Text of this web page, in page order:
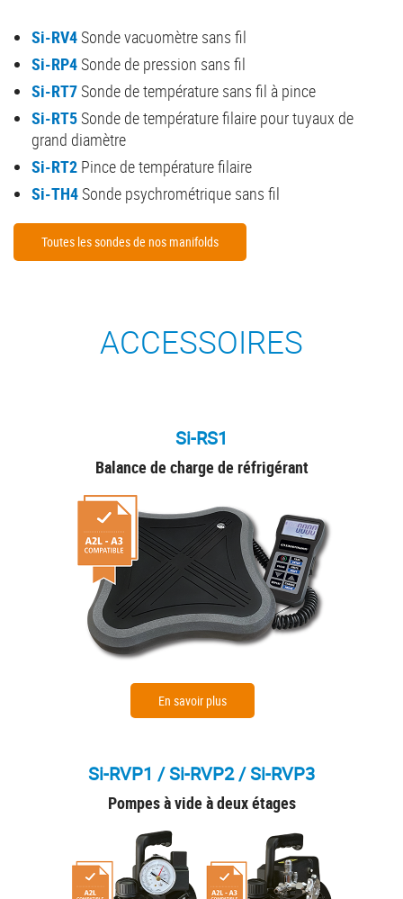
Si-RV4Sonde vacuomètre sans fil
Si-RP4Sonde de pression sans fil
Si-RT7Sonde de température sans fil à pince
Si-RT5Sonde de température filaire pour tuyaux de
grand diamètre
Si-RT2 Pince de température filaire
Si-TH4Sonde psychrométrique sans fil
Toutes les sondes de nos manifolds
ACCESSOIRES
Si-RS1
Balance de charge de réfrigérant
En savoir plus
Si-RVP1 / Si-RVP2 / Si-RVP3
Pompes à vide à deux étages